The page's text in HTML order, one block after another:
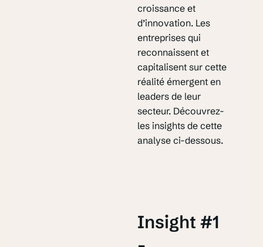
croissance et
d’innovation. Les
entreprises qui
reconnaissent et
capitalisent sur cette
réalité émergent en
leaders de leur
secteur. Découvrez-
les insights de cette
analyse ci-dessous.
Insight #1